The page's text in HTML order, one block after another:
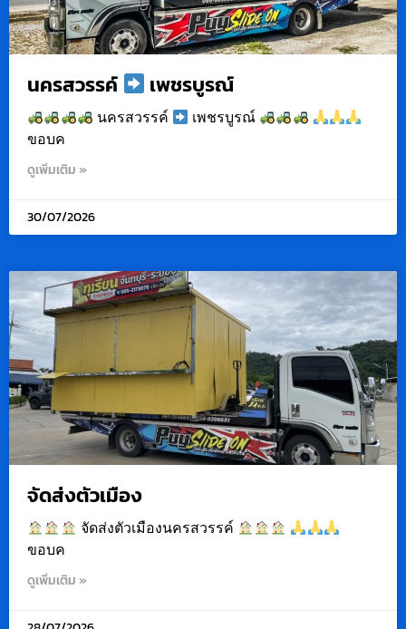
นครสวรรค์ เพชรบูรณ์
นครสวรรค์
เพชรบูรณ์
ขอบค
ดูเพิ่มเติม »
30/07/2026
จัดส่งตัวเมือง
จัดส่งตัวเมืองนครสวรรค์
ขอบค
ดูเพิ่มเติม »